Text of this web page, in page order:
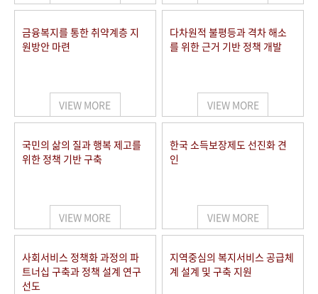
금융복지를 통한 취약계층 지
원방안 마련
VIEW MORE
다차원적 불평등과 격차 해소
를 위한 근거 기반 정책 개발
VIEW MORE
국민의 삶의 질과 행복 제고를
위한 정책 기반 구축
VIEW MORE
한국 소득보장제도 선진화 견
인
VIEW MORE
사회서비스 정책화 과정의 파
트너십 구축과 정책 설계 연구
선도
지역중심의 복지서비스 공급체
계 설계 및 구축 지원